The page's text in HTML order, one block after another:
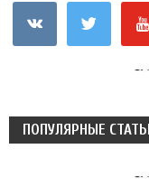
ПОПУЛЯРНЫЕ